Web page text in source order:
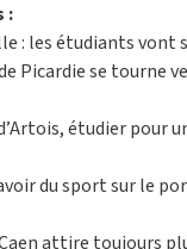
:
: les étudiants vont
Picardie se tourne
étudier pour
du sport sur le
attire toujours